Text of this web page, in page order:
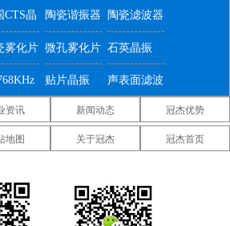
CTS晶 陶瓷谐振器 陶瓷滤波器
雾化片 微孔雾化片 石英晶振
贴片晶振 声表面滤波
器
晶振 微晶晶振 康纳温菲尔
德晶振
奇晶振 Jauch晶振 Abracon晶
振
隆晶 美国格林雷 美国SiTime
资讯 新闻动态 冠杰优势
地图 关于冠杰 冠杰首页